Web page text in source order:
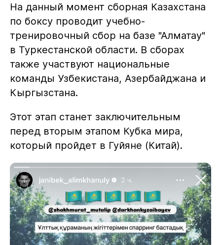
На данный момент сборная Казахстана
по боксу проводит учебно-
тренировочный сбор на базе "Алматау"
в Туркестанской области. В сборах
также участвуют национальные
команды Узбекистана, Азербайджана и
Кыргызстана.
Этот этап станет заключительным
перед вторым этапом Кубка мира,
который пройдет в Гуйяне (Китай).